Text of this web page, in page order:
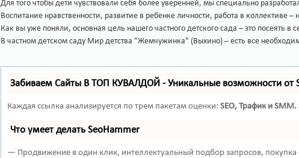
Для того чтобы дети чувствовали себя более уверенней, мы специально
Воспитание нравственности, развитие в ребенке личности, работа в
Как вы уже поняли, основная цель нашего частного детского сада – это
В частном детском саду Мир детства "Жемчужинка" (Выхино) – есть все
Забиваем Сайты В ТОП КУВАЛДОЙ - Уникальные возможности от
Каждая ссылка анализируется по трем пакетам оценки: SEO, Трафик и SMM.
Что умеет делать SeoHammer
— Продвижение в один клик, интеллектуальный подбор запросов,